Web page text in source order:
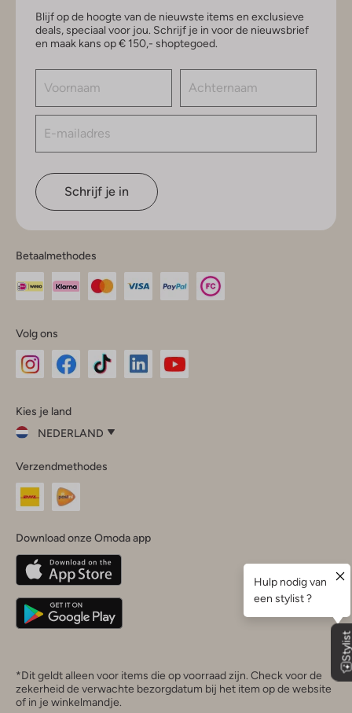
Blijf op de hoogte van de nieuwste items en exclusieve
deals, speciaal voor jou. Schrijf je in voor de nieuwsbrief
en maak kans op € 150,- shoptegoed.
Schrijf je in
Betaalmethodes
Volg ons
InstagramFacebook
Kies je land
NEDERLAND
je
land
Nederland
Belgique(Français)
Deutschland
Verzendmethodes
Download onze Omoda app
*Dit geldt alleen voor items die op voorraad zijn. Check voor de
zekerheid de verwachte bezorgdatum bij het item op de website
of in je winkelmandje.